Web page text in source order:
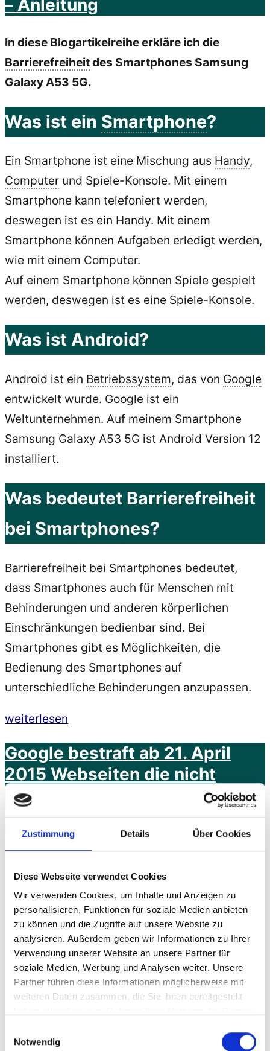
Zustimmung Details Über Cookies
Diese Webseite verwendet Cookies
Wir verwenden Cookies, um Inhalte und Anzeigen zu
personalisieren, Funktionen für soziale Medien anbieten
zu können und die Zugriffe auf unsere Website zu
analysieren. Außerdem geben wir Informationen zu Ihrer
Verwendung unserer Website an unsere Partner für
soziale Medien, Werbung und Analysen weiter. Unsere
Partner führen diese Informationen möglicherweise mit
weiteren Daten zusammen, die Sie ihnen bereitgestellt
Notwendig
–
von
Markus
Lemcke
zum
zweiten
im
BAFF-
Programm“
– Anleitung
In diese Blogartikelreihe erkläre ich die
Barrierefreiheitdes Smartphones Samsung
Galaxy A53 5G.
Was ist ein Smartphone?
Ein Smartphone ist eine Mischung aus Handy,
Computer und Spiele-Konsole. Mit einem
Smartphone kann telefoniert werden,
deswegen ist es ein Handy. Mit einem
Smartphone können Aufgaben erledigt werden,
wie mit einem Computer.
Auf einem Smartphone können Spiele gespielt
werden, deswegen ist es eine Spiele-Konsole.
Was ist Android?
Android ist ein Betriebssystem, das von Google
entwickelt wurde. Google ist ein
Weltunternehmen. Auf meinem Smartphone
Samsung Galaxy A53 5G ist Android Version 12
installiert.
Was bedeutet Barrierefreiheit
bei Smartphones?
Barrierefreiheit bei Smartphones bedeutet,
dass Smartphones auch für Menschen mit
Behinderungen und anderen körperlichen
Einschränkungen bedienbar sind. Bei
Smartphones gibt es Möglichkeiten, die
Bedienung des Smartphones auf
unterschiedliche Behinderungen anzupassen.
„Samsung
A53
5G
Barrierefreiheit
12
Anleitung“
weiterlesen
Google bestraft ab 21. April
2015 Webseiten die nicht
Mobiltauglich sind
Anders ausgedrückt: Wer mit seiner
auch nach dem 21. April weit vorne in den
Ergebnissen von der SuchmaschineGoogle
gelistet werden möchte, der sollte seine
Webseite unbedingt auch für mobile Endgeräte
(Smartphones und Iphones) optimieren.
Wenn eine Suche überPC, Laptops oder
Tablets gestartet wird, ist es Google egal ob